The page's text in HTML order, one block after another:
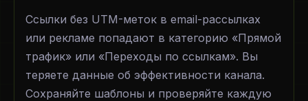
Ссылки без UTM-меток в email-рассылках
или рекламе попадают в категорию «Прямой
трафик» или «Переходы по ссылкам». Вы
теряете данные об эффективности канала.
Сохраняйте шаблоны и проверяйте каждую